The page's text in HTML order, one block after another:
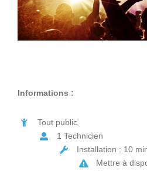
Informations :
Tout public
1 Technicien
Installation : 10
Mettre à